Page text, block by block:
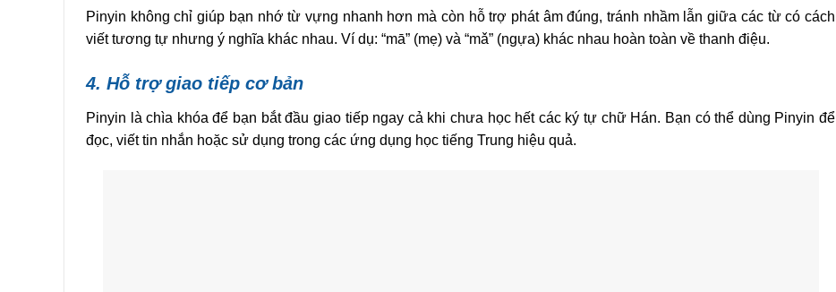
Pinyin không chỉ giúp bạn nhớ từ vựng nhanh hơn mà còn hỗ trợ phát âm đúng, tránh nhầm lẫn giữa các từ có cách
viết tương tự nhưng ý nghĩa khác nhau. Ví dụ: “mā” (mẹ) và “mǎ” (ngựa) khác nhau hoàn toàn về thanh điệu.
4. Hỗ trợ giao tiếp cơ bản
Pinyin là chìa khóa để bạn bắt đầu giao tiếp ngay cả khi chưa học hết các ký tự chữ Hán. Bạn có thể dùng Pinyin để
đọc, viết tin nhắn hoặc sử dụng trong các ứng dụng học tiếng Trung hiệu quả.